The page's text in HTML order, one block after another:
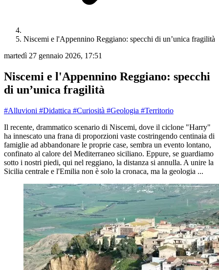
Niscemi e l'Appennino Reggiano: specchi di un’unica fragilità
martedì 27 gennaio 2026, 17:51
Niscemi e l'Appennino Reggiano: specchi
di un’unica fragilità
#Alluvioni #Didattica #Curiosità #Geologia #Territorio
Il recente, drammatico scenario di Niscemi, dove il ciclone "Harry"
ha innescato una frana di proporzioni vaste costringendo centinaia di
famiglie ad abbandonare le proprie case, sembra un evento lontano,
confinato al calore del Mediterraneo siciliano. Eppure, se guardiamo
sotto i nostri piedi, qui nel reggiano, la distanza si annulla. A unire la
Sicilia centrale e l'Emilia non è solo la cronaca, ma la geologia ...